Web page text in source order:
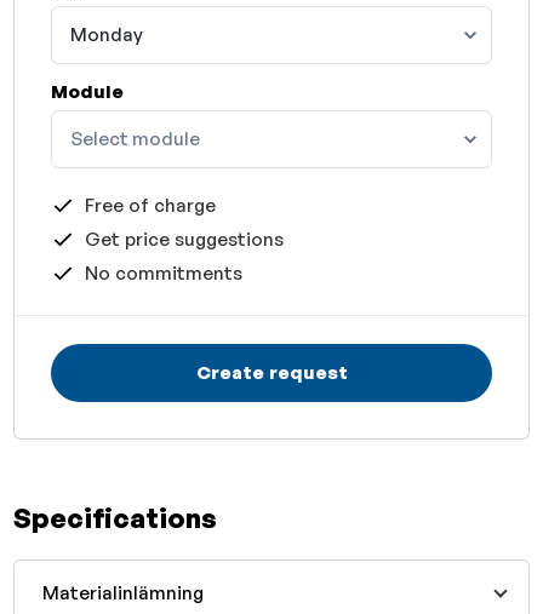
Specifications
Materialinlämning
Monday
Module
Select module
Free of charge
Get price suggestions
No commitments
Create request